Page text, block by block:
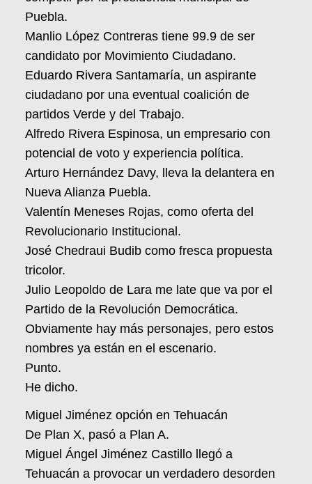
Puebla.
Manlio López Contreras tiene 99.9 de ser
candidato por Movimiento Ciudadano.
Eduardo Rivera Santamaría, un aspirante
ciudadano por una eventual coalición de
partidos Verde y del Trabajo.
Alfredo Rivera Espinosa, un empresario con
potencial de voto y experiencia política.
Arturo Hernández Davy, lleva la delantera en
Nueva Alianza Puebla.
Valentín Meneses Rojas, como oferta del
Revolucionario Institucional.
José Chedraui Budib como fresca propuesta
tricolor.
Julio Leopoldo de Lara me late que va por el
Partido de la Revolución Democrática.
Obviamente hay más personajes, pero estos
nombres ya están en el escenario.
Punto.
He dicho.
Miguel Jiménez opción en Tehuacán
De Plan X, pasó a Plan A.
Miguel Ángel Jiménez Castillo llegó a
Tehuacán a provocar un verdadero desorden